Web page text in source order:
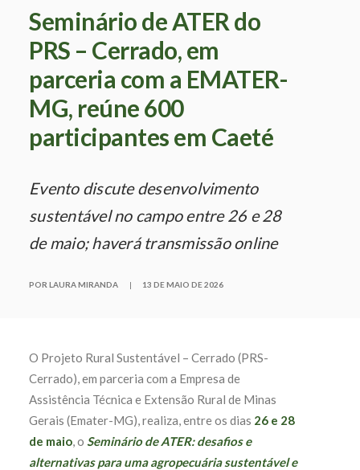
Seminário de ATER do
PRS – Cerrado, em
parceria com a EMATER-
MG, reúne 600
participantes em Caeté
Evento discute desenvolvimento
sustentável no campo entre 26 e 28
de maio; haverá transmissão online
POR LAURA MIRANDA | 13 DE MAIO DE 2026
O Projeto Rural Sustentável – Cerrado (PRS-
Cerrado), em parceria com a Empresa de
Assistência Técnica e Extensão Rural de Minas
Gerais (Emater-MG), realiza, entre os dias 26 e 28
de maio, o Seminário de ATER: desafios e
alternativas para uma agropecuária sustentável e